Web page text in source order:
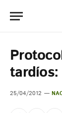
tardíos:
25/04/2012